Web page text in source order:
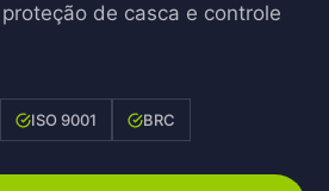
de casca e controle
ISO 9001 BRC